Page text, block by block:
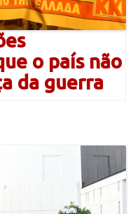
o país não
da guerra